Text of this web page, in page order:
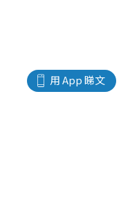
用 App 睇文